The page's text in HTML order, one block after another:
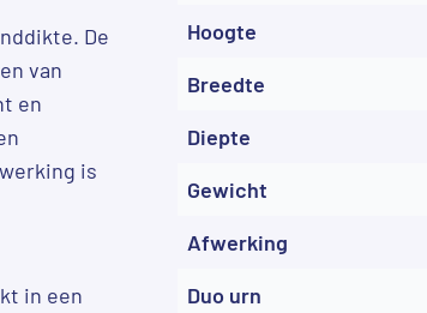
De
van
en
is
in een
Hoogte
Breedte
Diepte
Gewicht
Afwerking
Duo urn